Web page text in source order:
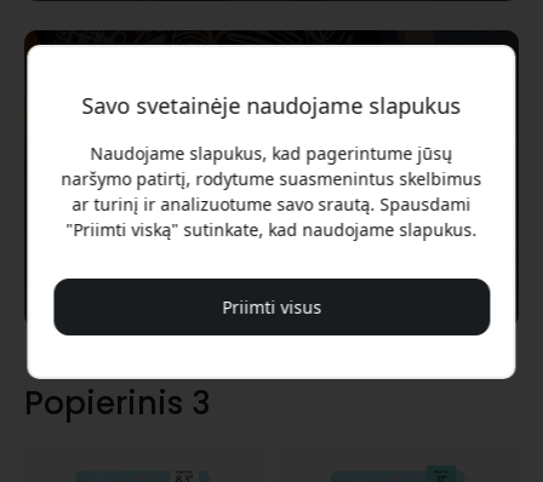
Šveicarijoje.
Minimalus
antgalio
nusidėvėjimas
Su Paperlike 3 optimizavome,
kad jis kuo mažiau dėvėtųsi,
tačiau išsaugojome natūralų
popieriaus pojūtį. Mūsų klientai
"Apple Pencil" antgalius keičia
vidutiniškai tik kas šešis
mėnesius.
Popierinis 3
Savo svetainėje naudojame slapukus
Naudojame slapukus, kad pagerintume jūsų
naršymo patirtį, rodytume suasmenintus skelbimus
ar turinį ir analizuotume savo srautą. Spausdami
"Priimti viską" sutinkate, kad naudojame slapukus.
Priimti visus